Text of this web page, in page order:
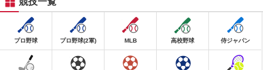
プロ野球 プロ野球(2軍) MLB 高校野球 侍ジャパン